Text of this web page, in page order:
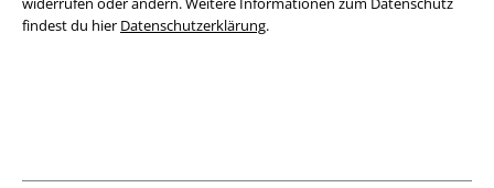
findest du hier Datenschutzerklärung.